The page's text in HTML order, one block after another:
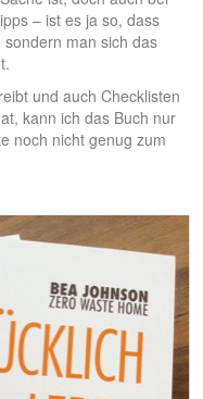
– ist es ja so, dass
sondern man sich das
und auch Checklisten
kann ich das Buch nur
noch nicht genug zum